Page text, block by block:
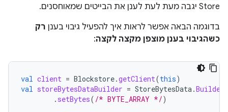
Store יגבה מעת לעת לענן את הבייטים שמאוחסנים.
בדוגמה הבאה אפשר לראות איך להפעיל גיבוי בענן רק
כשהגיבוי בענן מוצפן מקצה לקצה:
val client = Blockstore.getClient(this)
val storeBytesDataBuilder = StoreBytesData.Builder
. setBytes( /* BYTE_ARRAY */)